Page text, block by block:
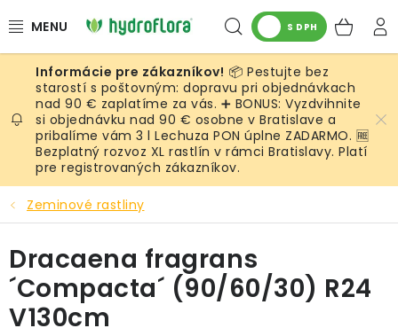
na
Hľadať
S DPH
RASTLINY
UMELÉ RASTLINY
KVETINÁČE
SUBSTRÁTY A PRÍSLUŠENSTVO
SERVIS INTERIÉROVEJ ZELENE
MACHY
📦 Pestujte bez
starostí s poštovným: dopravu pri objednávkach
nad 90 € zaplatíme za vás. ➕ BONUS: Vyzdvihnite
si objednávku nad 90 € osobne v Bratislave a
pribalíme vám 3 l Lechuza PON úplne ZADARMO. 🆓
Bezplatný rozvoz XL rastlín v rámci Bratislavy. Platí
pre registrovaných zákazníkov.
Zeminové rastliny
Dracaena fragrans
´Compacta´ (90/60/30) R24
V130cm